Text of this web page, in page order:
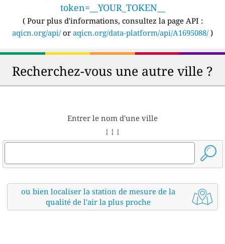
token=__YOUR_TOKEN__
( Pour plus d'informations, consultez la page API :
aqicn.org/api/or aqicn.org/data-platform/api/A1695088/)
Recherchez-vous une autre ville ?
Entrer le nom d'une ville
↓ ↓ ↓
ou bien localiser la station de mesure de la
qualité de l'air la plus proche